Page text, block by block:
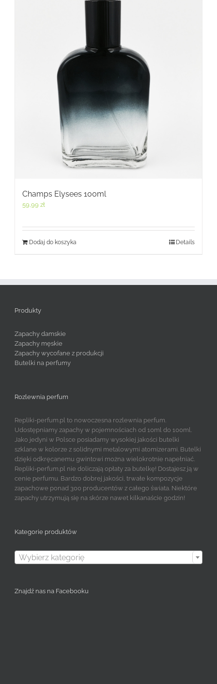
Champs Elysees 100ml
59,99 zł
Dodaj do koszyka Details
Produkty
Zapachy damskie
Zapachy męskie
Zapachy wycofane z produkcji
Butelki na perfumy
Rozlewnia perfum
Repliki-perfum.pl to nowoczesna rozlewnia perfum.
Udostępniamy zapachy w pojemnościach od 10ml do 100ml.
Jako jedyni w Polsce posiadamy wysokiej jakości butelki
szklane w kolorze z solidnymi metalowymi atomizerami. Butelki
dzięki odkręcanemu gwintowi można wielokrotnie napełniać.
Repliki-perfum.pl nie doliczają opłaty za butelkę! Dostajesz ją w
cenie perfumu. Bardzo dobrej jakości, trwałe kompozycje
zapachowe ponad 300 producentów z całego świata. Niektóre
zapachy utrzymują się na skórze nawet kilkanaście godzin!
Kategorie produktów
Wybierz kategorię
Znajdź nas na Facebooku